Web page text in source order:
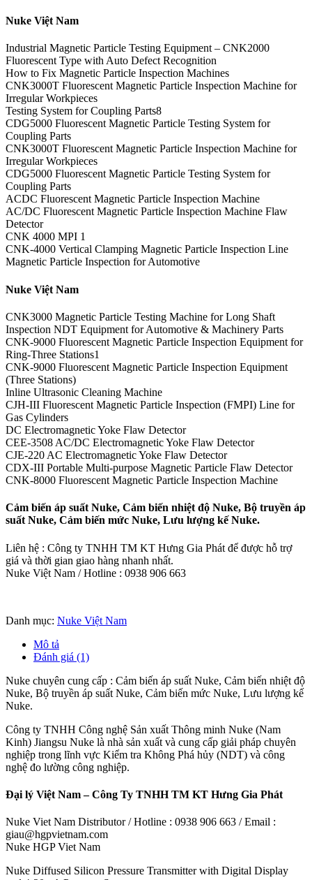
Nuke Việt Nam
Industrial Magnetic Particle Testing Equipment – CNK2000
Fluorescent Type with Auto Defect Recognition
How to Fix Magnetic Particle Inspection Machines
CNK3000T Fluorescent Magnetic Particle Inspection Machine for
Irregular Workpieces
Testing System for Coupling Parts8
CDG5000 Fluorescent Magnetic Particle Testing System for
Coupling Parts
CNK3000T Fluorescent Magnetic Particle Inspection Machine for
Irregular Workpieces
CDG5000 Fluorescent Magnetic Particle Testing System for
Coupling Parts
ACDC Fluorescent Magnetic Particle Inspection Machine
AC/DC Fluorescent Magnetic Particle Inspection Machine Flaw
Detector
CNK 4000 MPI 1
CNK-4000 Vertical Clamping Magnetic Particle Inspection Line
Magnetic Particle Inspection for Automotive
Nuke Việt Nam
CNK3000 Magnetic Particle Testing Machine for Long Shaft
Inspection NDT Equipment for Automotive & Machinery Parts
CNK-9000 Fluorescent Magnetic Particle Inspection Equipment for
Ring-Three Stations1
CNK-9000 Fluorescent Magnetic Particle Inspection Equipment
(Three Stations)
Inline Ultrasonic Cleaning Machine
CJH-III Fluorescent Magnetic Particle Inspection (FMPI) Line for
Gas Cylinders
DC Electromagnetic Yoke Flaw Detector
CEE-3508 AC/DC Electromagnetic Yoke Flaw Detector
CJE-220 AC Electromagnetic Yoke Flaw Detector
CDX-III Portable Multi-purpose Magnetic Particle Flaw Detector
CNK-8000 Fluorescent Magnetic Particle Inspection Machine
Cảm biến áp suất Nuke, Cảm biến nhiệt độ Nuke, Bộ truyền áp
suất Nuke, Cảm biến mức Nuke, Lưu lượng kế Nuke.
Liên hệ : Công ty TNHH TM KT Hưng Gia Phát để được hỗ trợ
giá và thời gian giao hàng nhanh nhất.
Nuke Việt Nam / Hotline : 0938 906 663
Danh mục: Nuke Việt Nam
Mô tả
Đánh giá (1)
Nuke chuyên cung cấp : Cảm biến áp suất Nuke, Cảm biến nhiệt độ
Nuke, Bộ truyền áp suất Nuke, Cảm biến mức Nuke, Lưu lượng kế
Nuke.
Công ty TNHH Công nghệ Sản xuất Thông minh Nuke (Nam
Kinh) Jiangsu Nuke là nhà sản xuất và cung cấp giải pháp chuyên
nghiệp trong lĩnh vực Kiểm tra Không Phá hủy (NDT) và công
nghệ đo lường công nghiệp.
Đại lý Việt Nam – Công Ty TNHH TM KT Hưng Gia Phát
Nuke Viet Nam Distributor / Hotline : 0938 906 663 / Email :
giau@hgpvietnam.com
Nuke HGP Viet Nam
Nuke Diffused Silicon Pressure Transmitter with Digital Display